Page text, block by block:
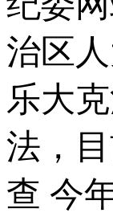
治区
乐大
法，
查 今